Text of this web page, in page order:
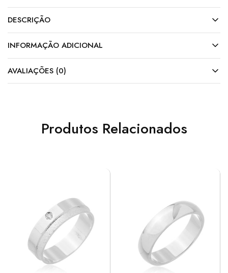
DESCRIÇÃO
INFORMAÇÃO ADICIONAL
AVALIAÇÕES (0)
Produtos Relacionados